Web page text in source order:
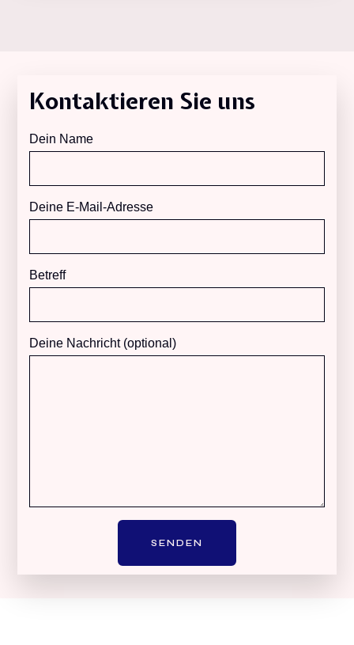
Kontaktieren Sie uns
Dein Name
Deine E-Mail-Adresse
Betreff
Deine Nachricht (optional)